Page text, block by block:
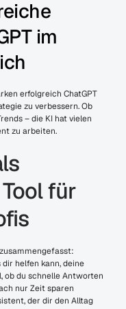
im
erfolgreich ChatGPT
zu verbessern. Ob
– die KI hat vielen
zu arbeiten.
für
helfen kann, deine
ob du schnelle Antworten
nur Zeit sparen
der dir den Alltag